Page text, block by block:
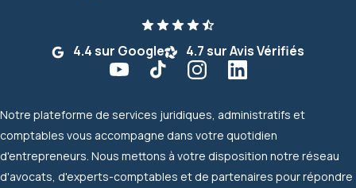
4.4 sur Google 4.7 sur Avis Vérifiés
Notre plateforme de services juridiques, administratifs et
comptables vous accompagne dans votre quotidien
d'entrepreneurs. Nous mettons à votre disposition notre réseau
d'avocats, d'experts-comptables et de partenaires pour répondre